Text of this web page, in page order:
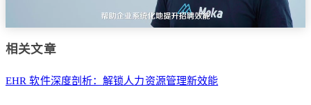
相关文章
EHR 软件深度剖析：解锁人力资源管理新效能